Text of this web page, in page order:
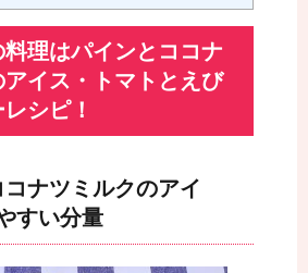
理はパインとココナ
イス・トマトとえび
シピ！
ナツミルクのアイ
すい分量